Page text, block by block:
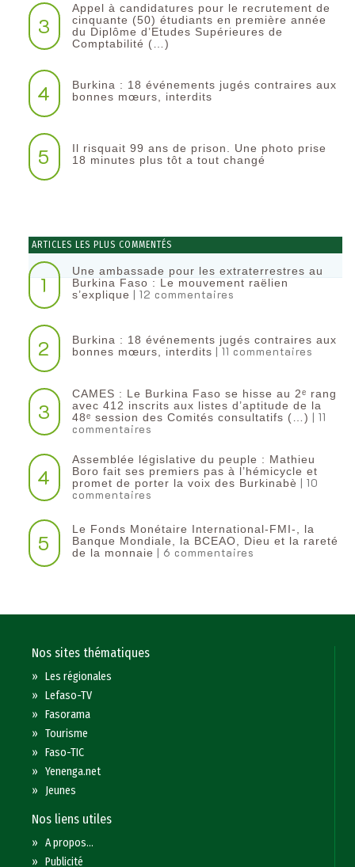
3
Appel à candidatures pour le recrutement de
cinquante (50) étudiants en première année
du Diplôme d’Etudes Supérieures de
Comptabilité (…)
4
Burkina : 18 événements jugés contraires aux
bonnes mœurs, interdits
5
Il risquait 99 ans de prison. Une photo prise
18 minutes plus tôt a tout changé
ARTICLES LES PLUS COMMENTÉS
1
Une ambassade pour les extraterrestres au
Burkina Faso : Le mouvement raëlien
s’explique | 12 commentaires
2
Burkina : 18 événements jugés contraires aux
bonnes mœurs, interdits | 11 commentaires
3
CAMES : Le Burkina Faso se hisse au 2ᵉ rang
avec 412 inscrits aux listes d’aptitude de la
48ᵉ session des Comités consultatifs (…) | 11
commentaires
4
Assemblée législative du peuple : Mathieu
Boro fait ses premiers pas à l’hémicycle et
promet de porter la voix des Burkinabè | 10
commentaires
5
Le Fonds Monétaire International-FMI-, la
Banque Mondiale, la BCEAO, Dieu et la rareté
de la monnaie | 6 commentaires
Nos sites thématiques
»Les régionales
»Lefaso-TV
»Fasorama
»Tourisme
»Faso-TIC
»Yenenga.net
» Jeunes
Nos liens utiles
»A propos...
»Publicité